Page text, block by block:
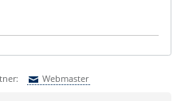
Webmaster